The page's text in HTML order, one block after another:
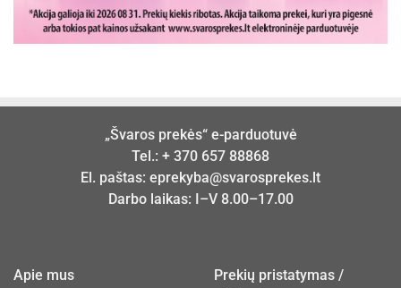
„Švaros prekės“ e-parduotuvė
Tel.: + 370 657 88868
El. paštas: eprekyba@svarosprekes.lt
Darbo laikas: I–V 8.00–17.00
Apie mus
Prekių pristatymas /